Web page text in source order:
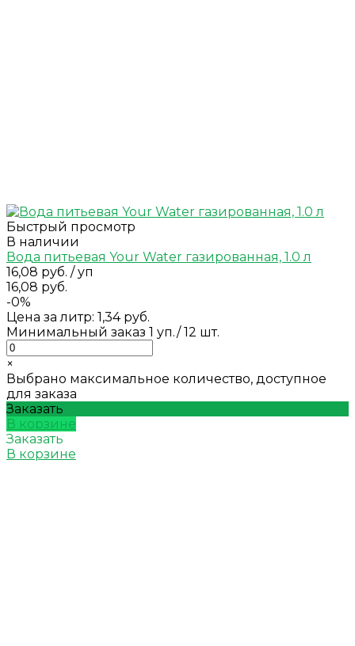
Быстрый просмотр
В наличии
Вода питьевая Your Water газированная, 1.0 л
16,08 руб. /уп
16,08 руб.
-0%
Цена за литр: 1,34 руб.
Минимальный заказ 1 уп./ 12 шт.
×
Выбрано максимальное количество, доступное
для заказа
Заказать
В корзине
Заказать
В корзине